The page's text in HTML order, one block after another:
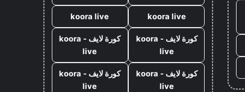
koora live
koora live
كورة لايف - koora
live
كورة لايف - koora
live
كورة لايف - koora
live
كورة لايف - koora
live